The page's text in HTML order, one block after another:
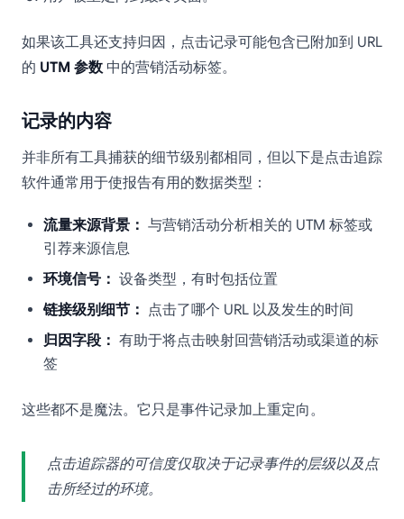
如果该工具还支持归因，点击记录可能包含已附加到 URL
的 UTM 参数中的营销活动标签。
记录的内容
并非所有工具捕获的细节级别都相同，但以下是点击追踪
软件通常用于使报告有用的数据类型：
流量来源背景： 与营销活动分析相关的 UTM 标签或
引荐来源信息
环境信号： 设备类型，有时包括位置
链接级别细节： 点击了哪个 URL 以及发生的时间
归因字段： 有助于将点击映射回营销活动或渠道的标
签
这些都不是魔法。它只是事件记录加上重定向。
点击追踪器的可信度仅取决于记录事件的层级以及点
击所经过的环境。